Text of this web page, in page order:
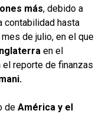
más, debido a
contabilidad hasta
de julio, en el que
Inglaterra en el
el reporte de finanzas
de América y el